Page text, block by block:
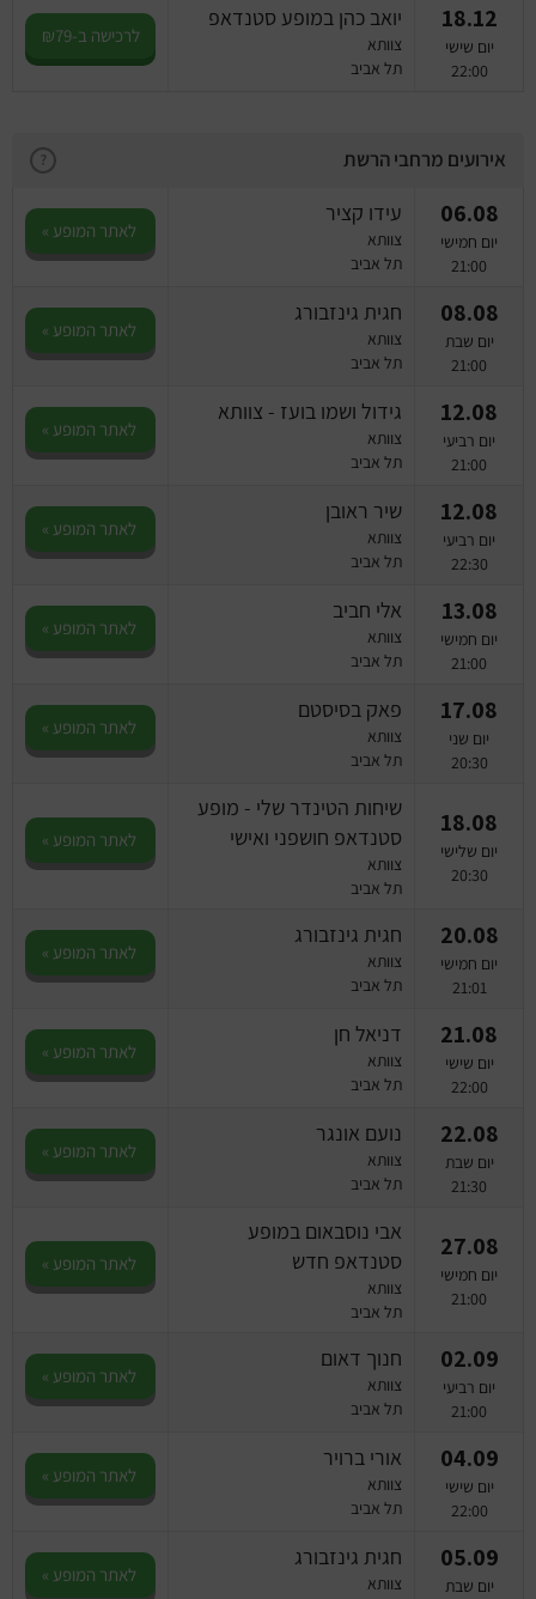
18.12
יום שישי
22:00
יואב כהן במופע סטנדאפ
צוותא
תל אביב
לרכישה ב-₪79
אירועים מרחבי הרשת ?
06.08
יום חמישי
21:00
עידו קציר
צוותא
תל אביב
לאתר המופע »
08.08
יום שבת
21:00
חגית גינזבורג
צוותא
תל אביב
לאתר המופע »
12.08
יום רביעי
21:00
גידול ושמו בועז - צוותא
צוותא
תל אביב
לאתר המופע »
12.08
יום רביעי
22:30
שיר ראובן
צוותא
תל אביב
לאתר המופע »
13.08
יום חמישי
21:00
אלי חביב
צוותא
תל אביב
לאתר המופע »
17.08
יום שני
20:30
פאק בסיסטם
צוותא
תל אביב
לאתר המופע »
18.08
יום שלישי
20:30
שיחות הטינדר שלי - מופע
סטנדאפ חושפני ואישי
צוותא
תל אביב
לאתר המופע »
20.08
יום חמישי
21:01
חגית גינזבורג
צוותא
תל אביב
לאתר המופע »
21.08
יום שישי
22:00
דניאל חן
צוותא
תל אביב
לאתר המופע »
22.08
יום שבת
21:30
נועם אונגר
צוותא
תל אביב
לאתר המופע »
27.08
יום חמישי
21:00
אבי נוסבאום במופע
סטנדאפ חדש
צוותא
תל אביב
לאתר המופע »
02.09
יום רביעי
21:00
חנוך דאום
צוותא
תל אביב
לאתר המופע »
04.09
יום שישי
22:00
אורי ברויר
צוותא
תל אביב
לאתר המופע »
05.09
יום שבת
חגית גינזבורג
צוותא
לאתר המופע »